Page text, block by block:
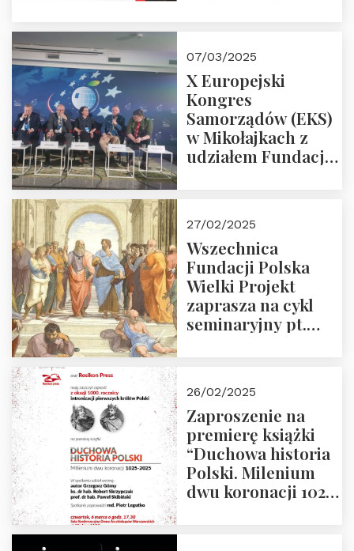
07/03/2025
X Europejski
Kongres
Samorządów (EKS)
w Mikołajkach z
udziałem Fundacji
27/02/2025
Wszechnica
Fundacji Polska
Wielki Projekt
zaprasza na cykl
seminaryjny pt.
26/02/2025
Zaproszenie na
premierę książki
“Duchowa historia
Polski. Milenium
dwu koronacji 1025-